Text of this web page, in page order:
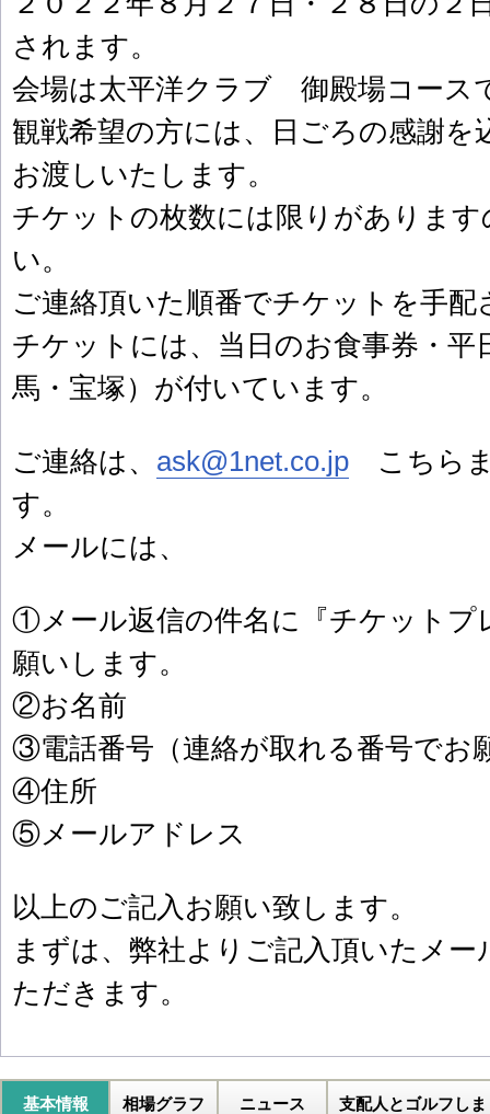
されます。
会場は太平洋クラブ 御殿場コース
観戦希望の方には、日ごろの感謝
お渡しいたします。
チケットの枚数には限りがありま
い。
ご連絡頂いた順番でチケットを手
チケットには、当日のお食事券・平
馬・宝塚）が付いています。
ご連絡は、 ask@1net.co.jp こちら
す。
メールには、
①メール返信の件名に『チケットプ
願いします。
②お名前
③電話番号（連絡が取れる番号でお
④住所
⑤メールアドレス
以上のご記入お願い致します。
まずは、弊社よりご記入頂いたメ
ただきます。
基本情報 相場グラフ ニュース 支配人とゴルフしま